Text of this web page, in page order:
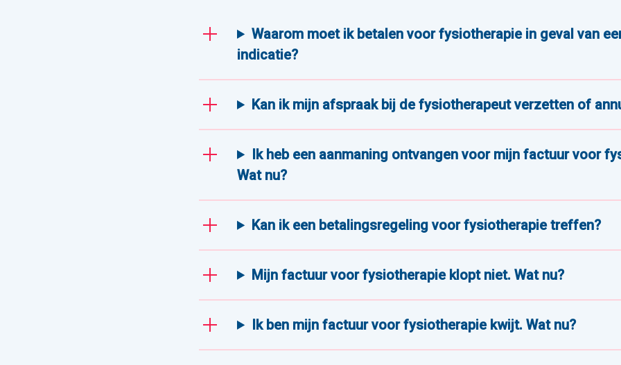
Waarom moet ik betalen voor fysiotherapie in geval van
indicatie?
Kan ik mijn afspraak bij de fysiotherapeut verzetten of
Ik heb een aanmaning ontvangen voor mijn factuur voor
Wat nu?
Kan ik een betalingsregeling voor fysiotherapie treffen?
Mijn factuur voor fysiotherapie klopt niet. Wat nu?
Ik ben mijn factuur voor fysiotherapie kwijt. Wat nu?